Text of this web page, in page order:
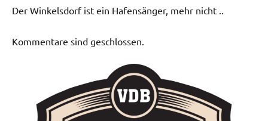
Der Winkelsdorf ist ein Hafensänger, mehr nicht ..
Kommentare sind geschlossen.